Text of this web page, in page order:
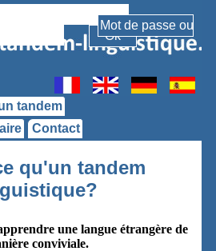
tandem
Contact
qu'un tandem
une langue étrangère de
conviviale.